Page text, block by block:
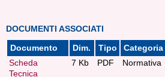
DOCUMENTI ASSOCIATI
Documento
Dim. Tipo Categoria
Scheda
Tecnica
7 Kb PDF Normativa